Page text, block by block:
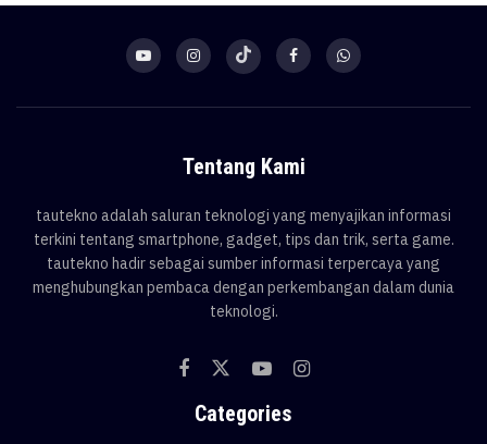
Tentang Kami
tautekno adalah saluran teknologi yang menyajikan informasi
terkini tentang smartphone, gadget, tips dan trik, serta game.
tautekno hadir sebagai sumber informasi terpercaya yang
menghubungkan pembaca dengan perkembangan dalam dunia
teknologi.
Categories